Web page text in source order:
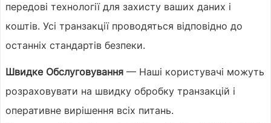
передові технології для захисту ваших даних і
коштів. Усі транзакції проводяться відповідно до
останніх стандартів безпеки.
Швидке Обслуговування — Наші користувачі можуть
розраховувати на швидку обробку транзакцій і
оперативне вирішення всіх питань.